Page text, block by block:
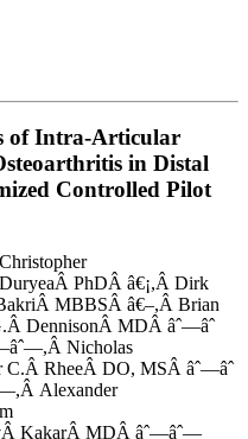
of Intra-Articular
in Distal
Controlled Pilot
PhDÂ â€¡,Â Dirk
MBBSÂ â€–,Â Brian
DennisonÂ MDÂ âˆ—âˆ
Nicholas
RheeÂ DO, MSÂ âˆ—âˆ
Alexander
KakarÂ MDÂ âˆ—âˆ—